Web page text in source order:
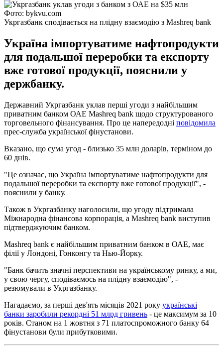
Фото: bykvu.com
Укргазбанк сподівається на плідну взаємодію з Mashreq bank
Україна імпортуватиме нафтопродукти
для подальшої переробки та експорту
вже готової продукції, пояснили у
держбанку.
Державний Укргазбанк уклав перші угоди з найбільшим
приватним банком ОАЕ Mashreq bank щодо структурованого
торговельного фінансування. Про це напередодні повідомила
прес-служба української фінустанови.
Вказано, що сума угод - близько 35 млн доларів, терміном до
60 днів.
"Це означає, що Україна імпортуватиме нафтопродукти для
подальшої переробки та експорту вже готової продукції", -
пояснили у банку.
Також в Укргазбанку наголосили, що угоду підтримала
Міжнародна фінансова корпорація, а Mashreq bank виступив
підтверджуючим банком.
Mashreq bank є найбільшим приватним банком в ОАЕ, має
філії у Лондоні, Гонконгу та Нью-Йорку.
"Банк бачить значні перспективи на українському ринку, а ми,
у свою чергу, сподіваємось на плідну взаємодію", -
резюмували в Укргазбанку.
Нагадаємо, за перші дев'ять місяців 2021 року українські
банки заробили рекордні 51 млрд гривень - це максимум за 10
років. Станом на 1 жовтня з 71 платоспроможного банку 64
фінустанови були прибутковими.